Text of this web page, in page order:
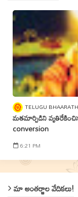
TELUGU BHAARATH
మతమార్పిడిని
conversion
6:21 PM
మా అంతర్జాల వేదికలు!